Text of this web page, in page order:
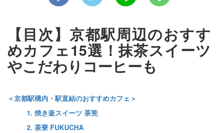
【目次】京都駅周辺のおすす
めカフェ15選！抹茶スイーツ
やこだわりコーヒーも
＜京都駅構内・駅直結のおすすめカフェ＞
1. 焼き釜スイーツ 茶筅
2. 茶寮 FUKUCHA